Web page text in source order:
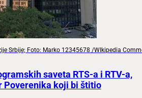
Srbije; Foto: Marko 12345678 /WIkipedia
saveta RTS-a i RTV-a,
Poverenika koji bi štitio